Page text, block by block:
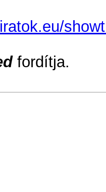
fordítja.